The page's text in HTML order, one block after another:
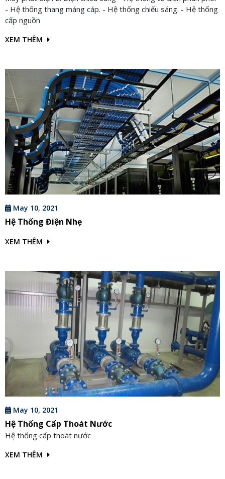
- Hệ thống thang máng cáp. - Hệ thống chiếu sáng. - Hệ thống
cấp nguồn
XEM THÊM
May 10, 2021
Hệ Thống Điện Nhẹ
XEM THÊM
May 10, 2021
Hệ Thống Cấp Thoát Nước
Hệ thống cấp thoát nước
XEM THÊM